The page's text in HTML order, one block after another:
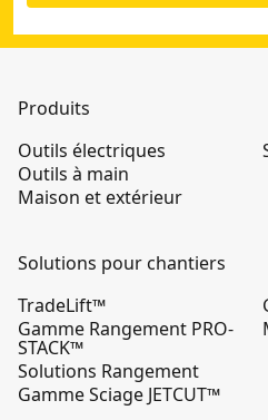
Produits
Outils électriques
Outils à main
Maison et extérieur
Solutions pour chantiers
TradeLift™
Gamme Rangement PRO-
STACK™
Solutions Rangement
Gamme Sciage JETCUT™